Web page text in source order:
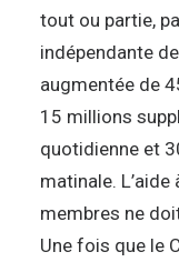
tout ou partie,
indépendante
augmentée de
15 millions
quotidienne et
matinale.
membres ne
Une fois que le